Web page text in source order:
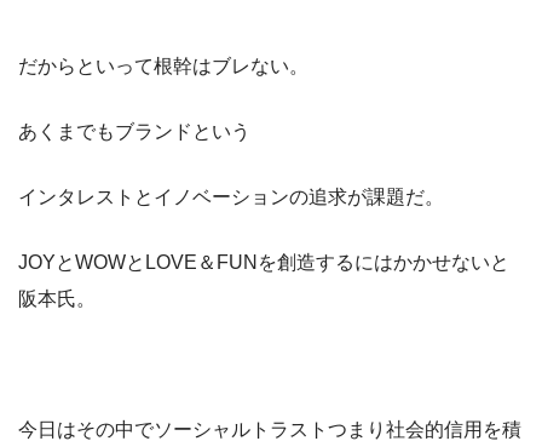
だからといって根幹はブレない。
あくまでもブランドという
インタレストとイノベーションの追求が課題だ。
JOYとWOWとLOVE＆FUNを創造するにはかかせないと
阪本氏。
今日はその中でソーシャルトラストつまり社会的信用を積